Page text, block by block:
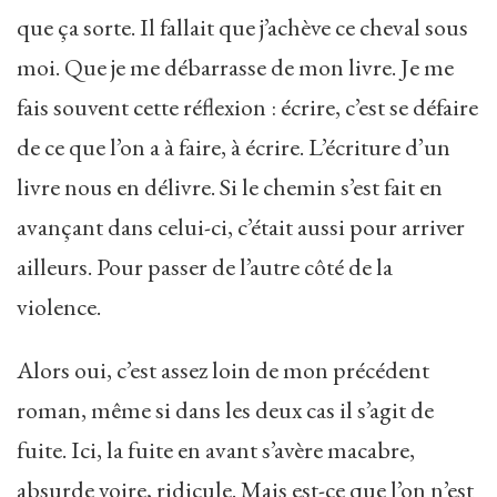
que ça sorte. Il fallait que j’achève ce cheval sous
moi. Que je me débarrasse de mon livre. Je me
fais souvent cette réflexion : écrire, c’est se défaire
de ce que l’on a à faire, à écrire. L’écriture d’un
livre nous en délivre. Si le chemin s’est fait en
avançant dans celui-ci, c’était aussi pour arriver
ailleurs. Pour passer de l’autre côté de la
violence.
Alors oui, c’est assez loin de mon précédent
roman, même si dans les deux cas il s’agit de
fuite. Ici, la fuite en avant s’avère macabre,
absurde voire, ridicule. Mais est-ce que l’on n’est